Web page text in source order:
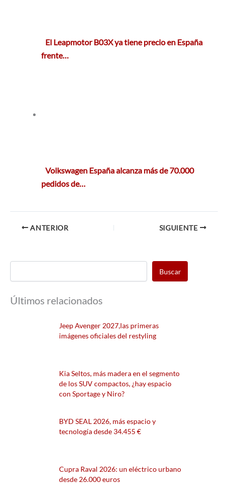
El Leapmotor B03X ya tiene precio en España
frente…
Volkswagen España alcanza más de 70.000
pedidos de…
ANTERIOR SIGUIENTE
Buscar
Últimos relacionados
Jeep Avenger 2027,las primeras
imágenes oficiales del restyling
Kia Seltos, más madera en el segmento
de los SUV compactos, ¿hay espacio
con Sportage y Niro?
BYD SEAL 2026, más espacio y
tecnología desde 34.455 €
Cupra Raval 2026: un eléctrico urbano
desde 26.000 euros